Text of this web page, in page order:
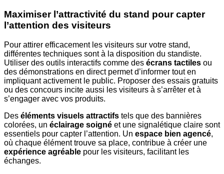
Maximiser l’attractivité du stand pour capter
l’attention des visiteurs
Pour attirer efficacement les visiteurs sur votre stand,
différentes techniques sont à la disposition du standiste.
Utiliser des outils interactifs comme des écrans tactiles ou
des démonstrations en direct permet d’informer tout en
impliquant activement le public. Proposer des essais gratuits
ou des concours incite aussi les visiteurs à s’arrêter et à
s’engager avec vos produits.
Des éléments visuels attractifs tels que des bannières
colorées, un éclairage soigné et une signalétique claire sont
essentiels pour capter l’attention. Un espace bien agencé,
où chaque élément trouve sa place, contribue à créer une
expérience agréable pour les visiteurs, facilitant les
échanges.